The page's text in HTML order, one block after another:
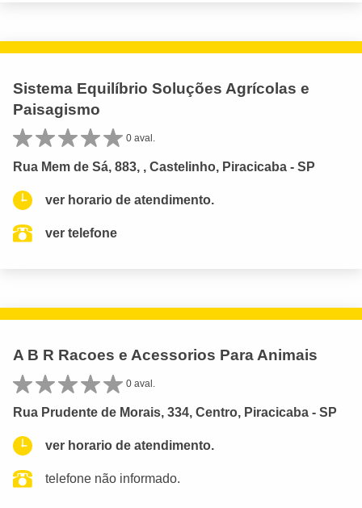
Sistema Equilíbrio Soluções Agrícolas e
Paisagismo
0 aval.
Rua Mem de Sá, 883, , Castelinho, Piracicaba - SP
ver horario de atendimento.
ver telefone
A B R Racoes e Acessorios Para Animais
0 aval.
Rua Prudente de Morais, 334, Centro, Piracicaba - SP
ver horario de atendimento.
telefone não informado.